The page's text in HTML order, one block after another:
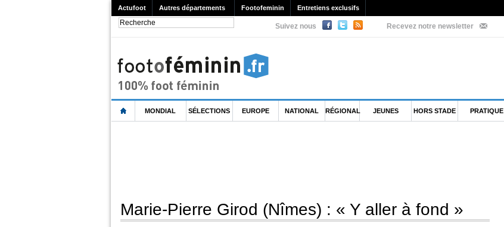
Actufoot Autres départements Footofeminin Entretiens exclusifs
Suivez nous Recevez notre newsletter
MONDIAL SÉLECTIONS EUROPE NATIONAL RÉGIONAL JEUNES HORS STADE PRATIQUE
Marie-Pierre Girod (Nîmes) : « Y aller à fond »